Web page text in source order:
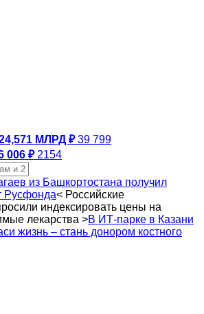
МЛРД ₽ 39 799
006 ₽ 2154
из Башкортостана получил
Русфонда< Российские
индексировать цены на
лекарства >В ИТ-парке в Казани
жизнь – стань донором костного